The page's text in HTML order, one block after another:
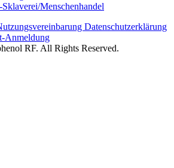
Menschenhandel
Datenschutzerklärung
Anmeldung
RF. All Rights Reserved.